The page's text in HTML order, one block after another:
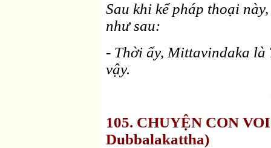
Sau khi kể pháp thoại
như sau:
- Thời ấy, Mittavindaka là
vậy.
105. CHUYỆN CON
Dubbalakattha)